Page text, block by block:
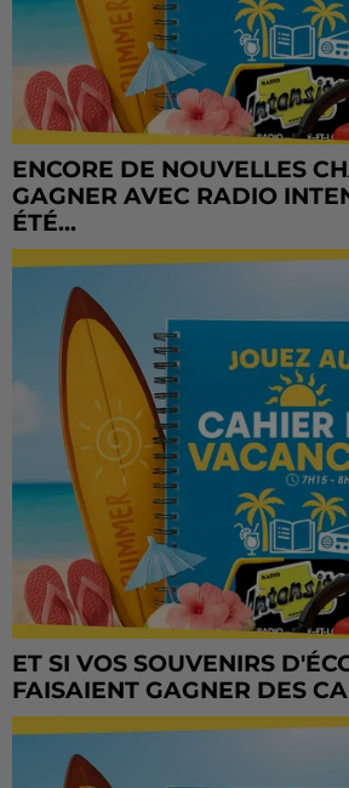
ENCORE DE NOUVELLES
GAGNER AVEC RADIO
ÉTÉ...
ET SI VOS SOUVENIRS
FAISAIENT GAGNER DES